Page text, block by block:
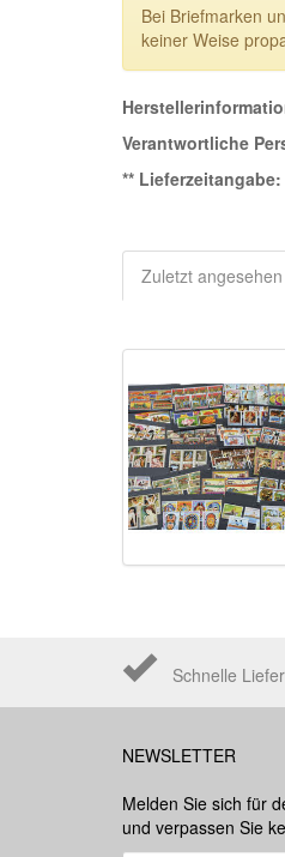
Bei Briefmarken
keiner Weise
Verantwortliche
** Lieferzeitangabe:
Zuletzt angesehen
Schnelle
NEWSLETTER
Melden Sie sich für
und verpassen Sie